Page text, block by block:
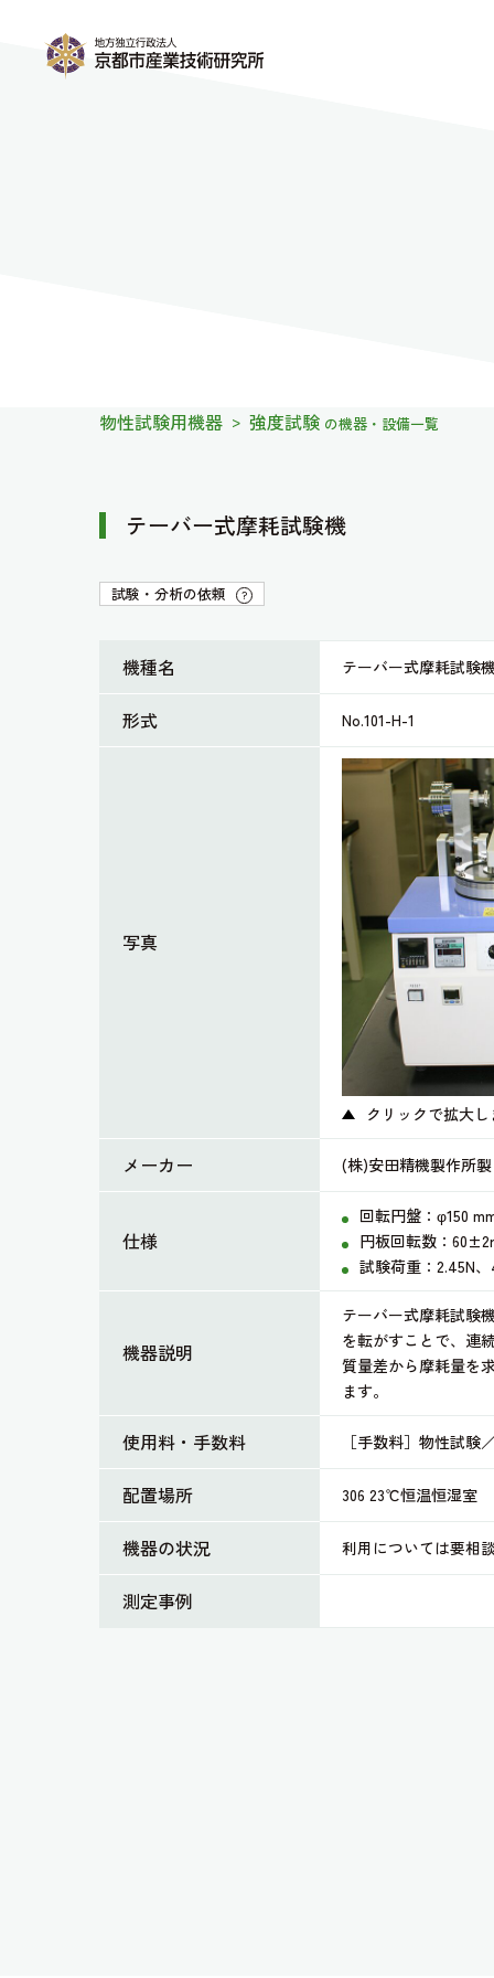
物性試験用機器 > 強度試験 の機器・設備一覧
テーバー式摩耗試験機
試験・分析の依頼 ?
機種名 テーバー式摩耗試験
形式 No.101-H-1
写真
クリックで拡大
メーカー (株)安田精機製作所製
仕様
回転円盤：φ150
円板回転数：
試験荷重：2.45N、
機器説明
テーバー式摩耗試験
を転がすことで、連
質量差から摩耗量を
ます。
使用料・手数料 ［手数料］物性試験
配置場所 306 23℃恒温恒湿室
機器の状況 利用については要相
測定事例